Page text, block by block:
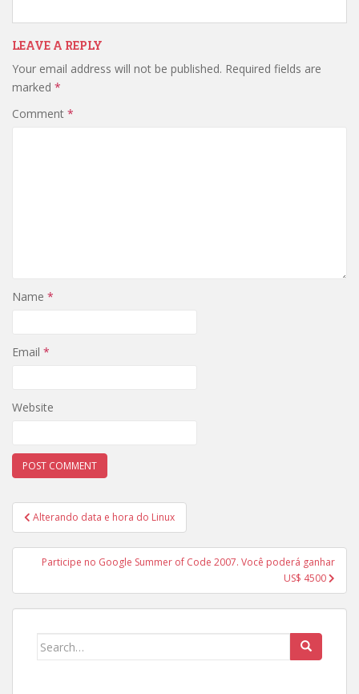
LEAVE A REPLY
Your email address will not be published. Required fields are
marked *
Comment *
Name *
Email *
Website
Post
navigation
Alterando data e hora do Linux
Participe no Google Summer of Code 2007. Você poderá ganhar
US$ 4500
Search